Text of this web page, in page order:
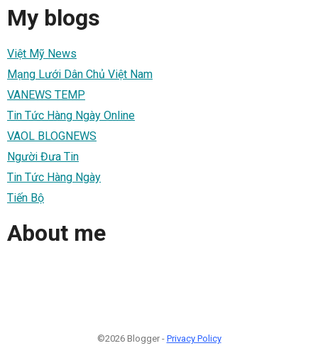
My blogs
Việt Mỹ News
Mạng Lưới Dân Chủ Việt Nam
VANEWS TEMP
Tin Tức Hàng Ngày Online
VAOL BLOGNEWS
Người Đưa Tin
Tin Tức Hàng Ngày
Tiến Bộ
About me
©2026 Blogger - Privacy Policy